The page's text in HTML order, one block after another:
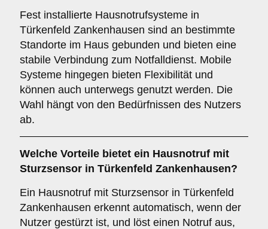
Fest installierte Hausnotrufsysteme in
Türkenfeld Zankenhausen sind an bestimmte
Standorte im Haus gebunden und bieten eine
stabile Verbindung zum Notfalldienst. Mobile
Systeme hingegen bieten Flexibilität und
können auch unterwegs genutzt werden. Die
Wahl hängt von den Bedürfnissen des Nutzers
ab.
Welche Vorteile bietet ein Hausnotruf mit
Sturzsensor in Türkenfeld Zankenhausen?
Ein Hausnotruf mit Sturzsensor in Türkenfeld
Zankenhausen erkennt automatisch, wenn der
Nutzer gestürzt ist, und löst einen Notruf aus,